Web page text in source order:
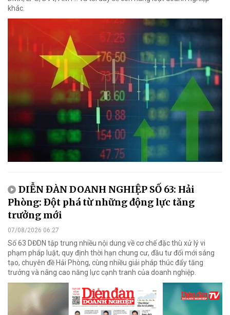
khác.
DIỄN ĐÀN DOANH NGHIỆP SỐ 63: Hải
Phòng: Đột phá từ những động lực tăng
trưởng mới
07/08/2026 06:27
Số 63 DĐDN tập trung nhiều nội dung về cơ chế đặc thù xử lý vi
phạm pháp luật, quy định thời hạn chung cư, đầu tư đổi mới sáng
tạo, chuyên đề Hải Phòng, cùng nhiều giải pháp thúc đẩy tăng
trưởng và nâng cao năng lực cạnh tranh của doanh nghiệp.